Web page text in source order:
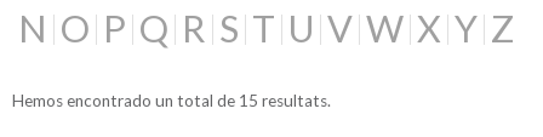
N O P Q R S T U V W X Y Z
Hemos encontrado un total de 15 resultats.